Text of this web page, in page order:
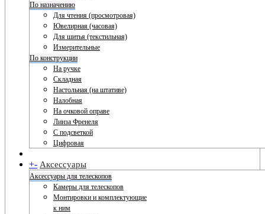
По назначению
Для чтения (просмотровая)
Ювелирная (часовая)
Для шитья (текстильная)
Измерительные
По конструкции
На ручке
Складная
Настольная (на штативе)
Налобная
На очковой оправе
Линза Френеля
С подсветкой
Цифровая
+- Аксессуары
Аксессуары для телескопов
Камеры для телескопов
Монтировки и комплектующие
к ним